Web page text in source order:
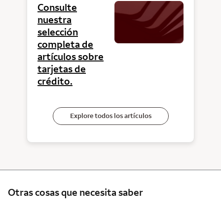
Consulte
nuestra
selección
completa de
artículos sobre
tarjetas de
crédito.
Explore todos los artículos
Otras cosas que necesita saber